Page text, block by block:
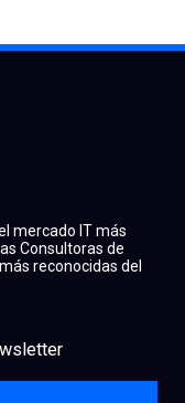
mercado IT más
Consultoras de
reconocidas del